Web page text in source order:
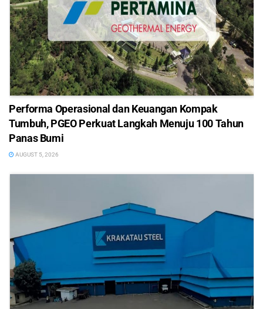
Performa Operasional dan Keuangan Kompak
Tumbuh, PGEO Perkuat Langkah Menuju 100 Tahun
Panas Bumi
AUGUST 5, 2026